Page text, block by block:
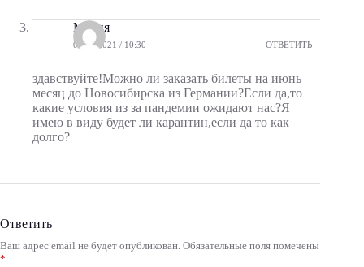
Мария
07.04.2021 / 10:30 ОТВЕТИТЬ
здавствуйте!Можно ли заказать билеты на июнь
месяц до Новосибирска из Германии?Если да,то
какие условия из за пандемии ожидают нас?Я
имею в виду будет ли карантин,если да то как
долго?
Ответить
Ваш адрес email не будет опубликован. Обязательные поля помечены
*
A
l